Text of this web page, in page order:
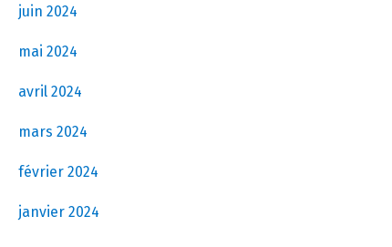
juin 2024
mai 2024
avril 2024
mars 2024
février 2024
janvier 2024